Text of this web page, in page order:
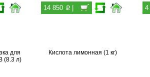
14 850 p 4
для
(8.3 л)
Кислота лимонная (1 кг)